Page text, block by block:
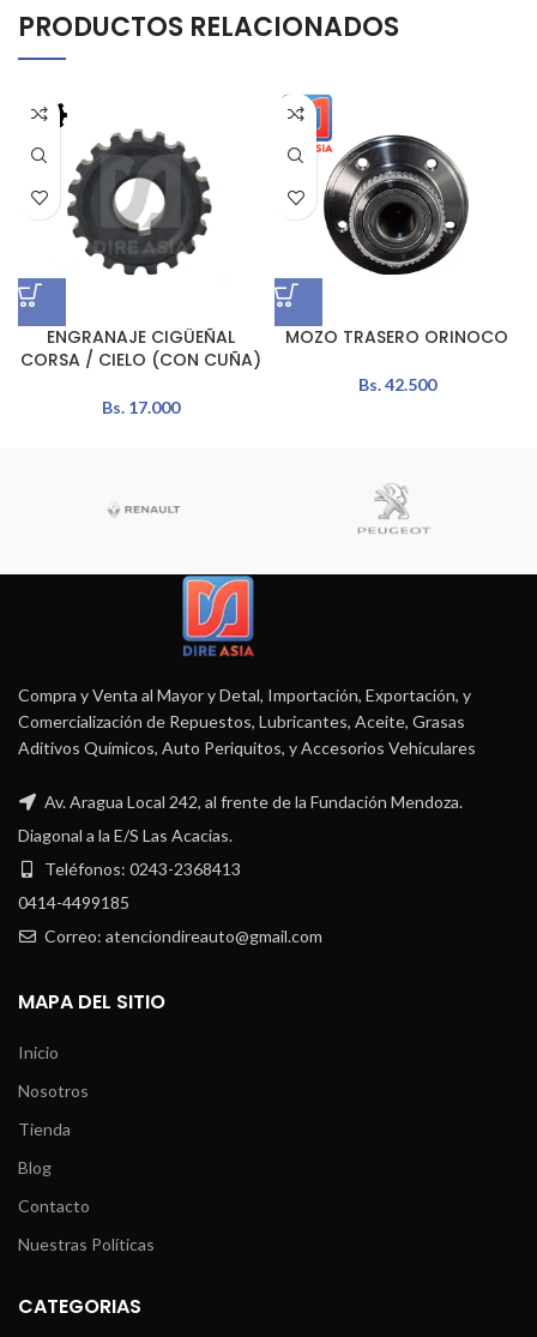
PRODUCTOS RELACIONADOS
ENGRANAJE CIGÜEÑAL
CORSA / CIELO (CON CUÑA)
Bs.17.000
MOZO TRASERO ORINOCO
Bs.42.500
Compra y Venta al Mayor y Detal, Importación, Exportación, y
Comercialización de Repuestos, Lubricantes, Aceite, Grasas
Aditivos Químicos, Auto Periquitos, y Accesorios Vehiculares
Av. Aragua Local 242, al frente de la Fundación Mendoza.
Diagonal a la E/S Las Acacias.
Teléfonos: 0243-2368413
0414-4499185
Correo: atenciondireauto@gmail.com
MAPA DEL SITIO
Inicio
Nosotros
Tienda
Blog
Contacto
Nuestras Políticas
CATEGORIAS